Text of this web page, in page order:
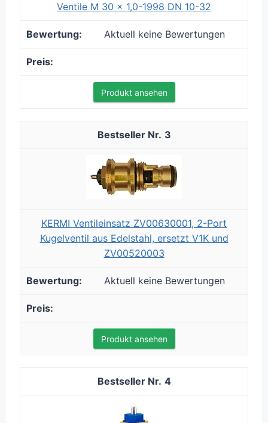
Ventile M 30 x 1,0-1998 DN 10-32
Aktuell keine Bewertungen
Produkt ansehen
3
KERMI Ventileinsatz ZV00630001, 2-Port
Kugelventil aus Edelstahl, ersetzt V1K und
ZV00520003
Aktuell keine Bewertungen
Produkt ansehen
4